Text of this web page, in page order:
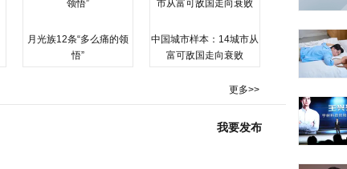
月光族12条“多么痛的领
悟”
中国城市样本：14城市从
富可敌国走向衰败
更多>>
我要发布